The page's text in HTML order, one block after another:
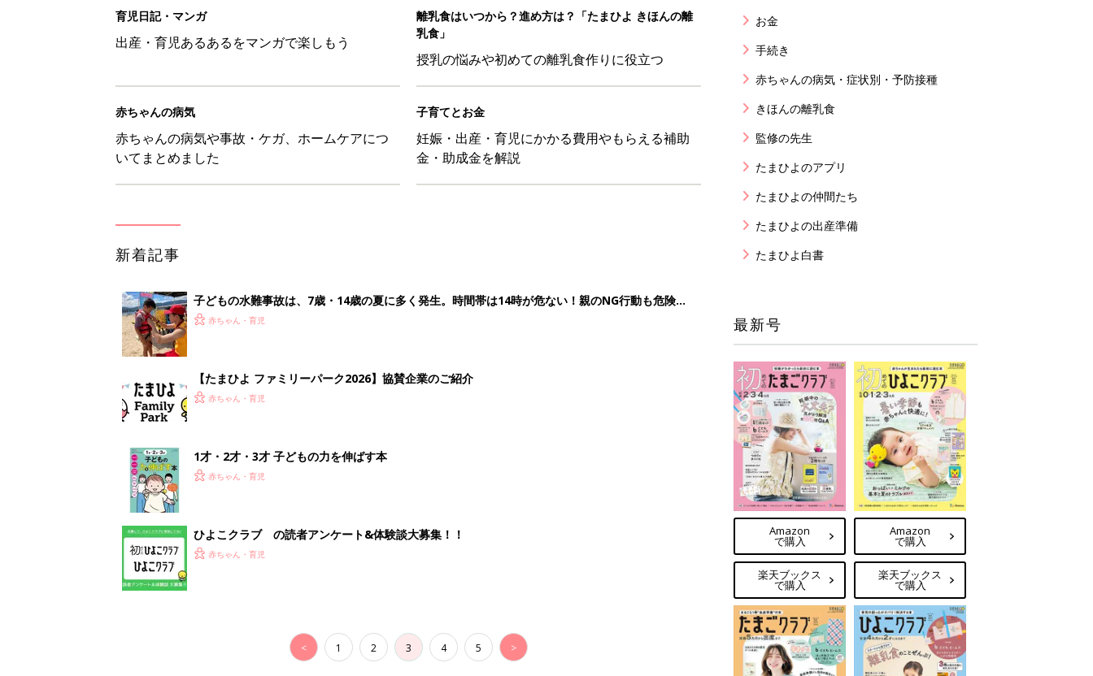
育児日記・マンガ
出産・育児あるあるをマンガで楽しもう
離乳食はいつから？進め方は？「たまひよ きほんの離
乳食」
授乳の悩みや初めての離乳食作りに役立つ
赤ちゃんの病気
赤ちゃんの病気や事故・ケガ、ホームケアにつ
いてまとめました
子育てとお金
妊娠・出産・育児にかかる費用やもらえる補助
金・助成金を解説
新着記事
子どもの水難事故は、7歳・14歳の夏に多く発生。時間帯は14時が危ない！親のNG行動も危険を
まねく【専門家】
赤ちゃん・育児
【たまひよ ファミリーパーク2026】協賛企業のご紹介
赤ちゃん・育児
1才・2才・3才 子どもの力を伸ばす本
赤ちゃん・育児
ひよこクラブ の読者アンケート&体験談大募集！！
赤ちゃん・育児
< 1 2 3 4 5 >
お金
手続き
赤ちゃんの病気・症状別・予防接種
きほんの離乳食
監修の先生
たまひよのアプリ
たまひよの仲間たち
たまひよの出産準備
たまひよ白書
最新号
Amazon
で購入
楽天ブックス
で購入
Amazon
で購入
楽天ブックス
で購入